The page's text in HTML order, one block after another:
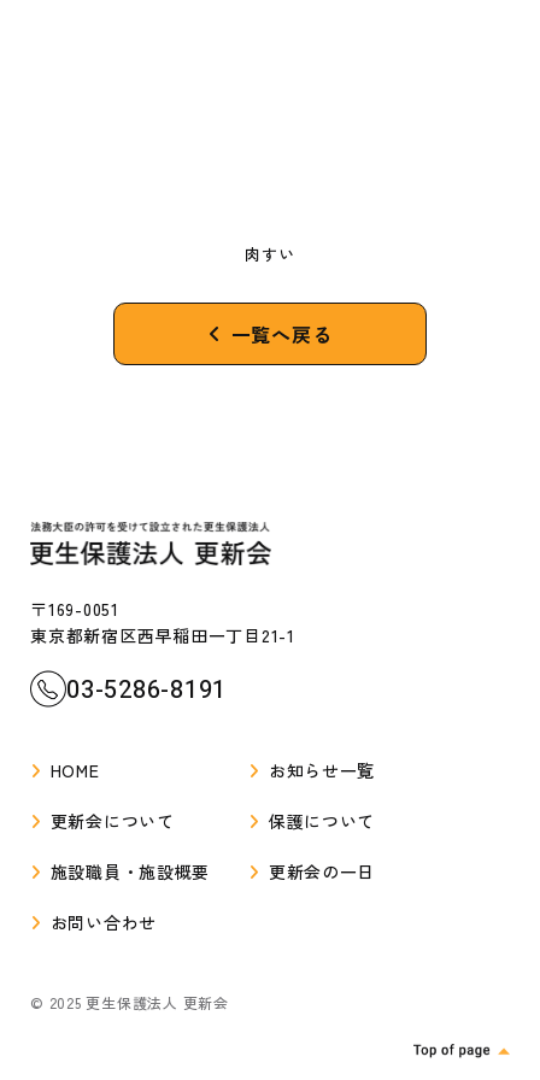
肉すい
一覧へ戻る
〒169-0051
東京都新宿区西早稲田一丁目21-1
03-5286-8191
HOME お知らせ一覧
更新会について 保護について
施設職員・施設概要 更新会の一日
お問い合わせ
© 2025 更生保護法人 更新会